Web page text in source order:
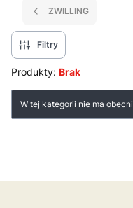
ZWILLING
Filtry
Produkty: Brak
Lista produktów
W tej kategorii nie ma